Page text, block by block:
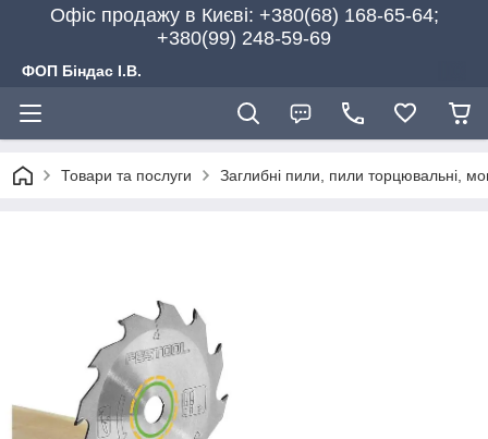
Офіс продажу в Києві: +380(68) 168-65-64;
+380(99) 248-59-69
ФОП Біндас І.В.
Товари та послуги Заглибні пили, пили торцювальні,